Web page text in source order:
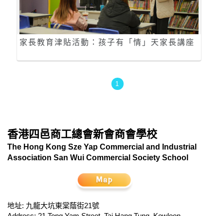
家長教育津貼活動：孩子有「情」天家長講座
1
香港四邑商工總會新會商會學校
The Hong Kong Sze Yap Commercial and Industrial
Association San Wui Commercial Society School
地址: 九龍大坑東棠蔭街21號